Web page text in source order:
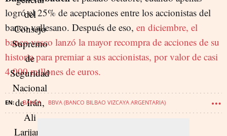
logró el 25% de aceptaciones entre los accionistas del
banco vallesano. Después de eso, en diciembre, el
banco vasco lanzó la mayor recompra de acciones de su
historia para premiar a sus accionistas, por valor de casi
4.000 millones de euros.
BANCA BBVA (BANCO BILBAO VIZCAYA ARGENTARIA)
ADQUISICIONES EMPRESARIALES